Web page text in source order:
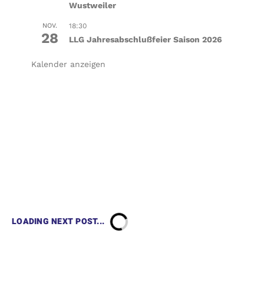
Wustweiler
NOV.
28
18:30
LLG Jahresabschlußfeier Saison 2026
Kalender anzeigen
LOADING NEXT POST...